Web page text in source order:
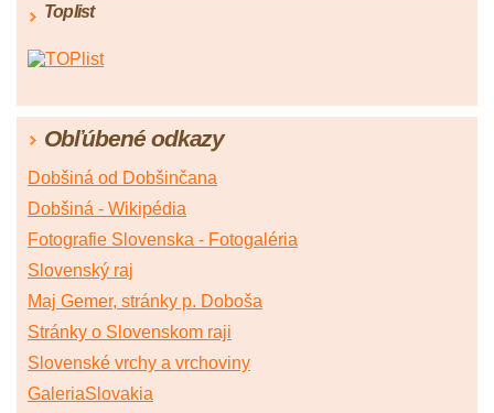
Toplist
Obľúbené odkazy
Dobšiná od Dobšinčana
Dobšiná - Wikipédia
Fotografie Slovenska - Fotogaléria
Slovenský raj
Maj Gemer, stránky p. Doboša
Stránky o Slovenskom raji
Slovenské vrchy a vrchoviny
GaleriaSlovakia